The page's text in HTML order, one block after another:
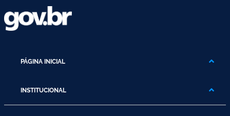
PÁGINA INICIAL
INSTITUCIONAL